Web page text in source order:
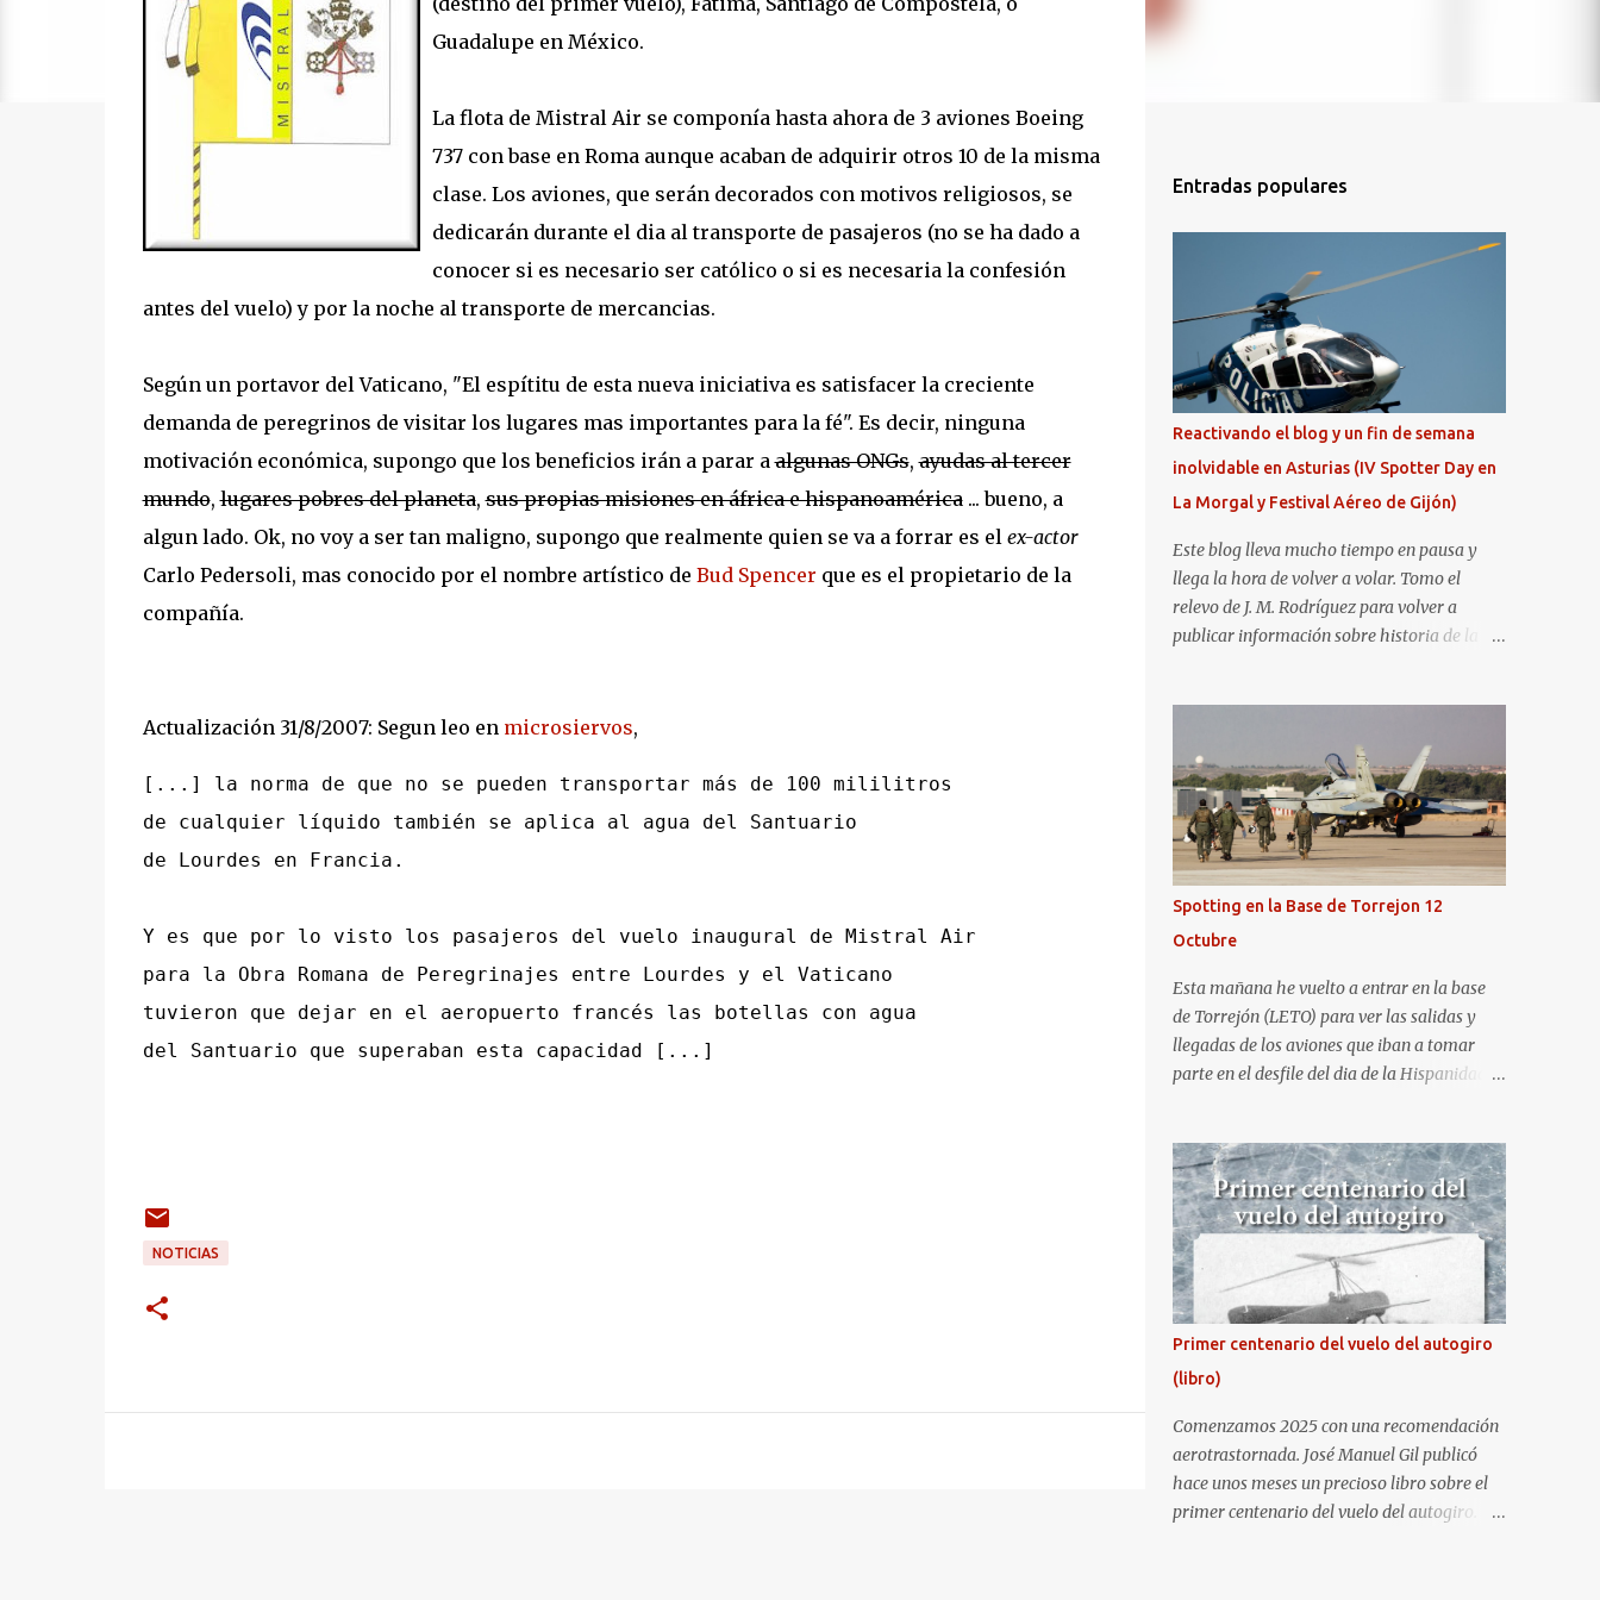
Guadalupe en México.
La flota de Mistral Air se componía hasta ahora de 3 aviones Boeing
737 con base en Roma aunque acaban de adquirir otros 10 de la misma
clase. Los aviones, que serán decorados con motivos religiosos, se
dedicarán durante el dia al transporte de pasajeros (no se ha dado a
conocer si es necesario ser católico o si es necesaria la confesión
antes del vuelo) y por la noche al transporte de mercancias.
Según un portavor del Vaticano, "El espítitu de esta nueva iniciativa es satisfacer la creciente
demanda de peregrinos de visitar los lugares mas importantes para la fé". Es decir, ninguna
motivación económica, supongo que los beneficios irán a parar aalgunas ONGs,ayudas al tercer
mundo,lugares pobres del planeta,sus propias misiones en áfrica e hispanoamérica... bueno, a
algun lado. Ok, no voy a ser tan maligno, supongo que realmente quien se va a forrar es el ex-actor
Carlo Pedersoli, mas conocido por el nombre artístico de Bud Spencer que es el propietario de la
compañía.
Actualización 31/8/2007: Segun leo en microsiervos,
[...] la norma de que no se pueden transportar más de 100 mililitros
de cualquier líquido también se aplica al agua del Santuario
de Lourdes en Francia.
Y es que por lo visto los pasajeros del vuelo inaugural de Mistral Air
para la Obra Romana de Peregrinajes entre Lourdes y el Vaticano
tuvieron que dejar en el aeropuerto francés las botellas con agua
del Santuario que superaban esta capacidad [...]
NOTICIAS
Entradas populares
Reactivando el blog y un fin de semana
inolvidable en Asturias (IV Spotter Day en
La Morgal y Festival Aéreo de Gijón)
Este blog lleva mucho tiempo en pausa y
llega la hora de volver a volar. Tomo el
relevo de J. M. Rodríguez para volver a
publicar información sobre historia de la
que pido un poco de paciencia hasta que
todo se ponga en marcha de nuevo. Mientras
tanto, os dejo con algunas de las imágenes
que tomé este pasado fin de semana. El
sábado 23 de julio de 2022 asistí, gracias a
Aerospotters Principado a una genial sesión
fotográfica en el aeródromo de La Morgal
(todavía no he tenido tiempo de procesar
esas imágenes). Al día siguiente, asistí al
Festival Aéreo de Gijón . He aquí algunas de
las tomas que realicé este pasado domingo.
Spotting en la Base de Torrejon 12
Octubre
Esta mañana he vuelto a entrar en la base
de Torrejón (LETO) para ver las salidas y
llegadas de los aviones que iban a tomar
parte en el desfile del dia de la Hispanidad,
oportunidad de ser socio de la Asociación
Aire para entrar a la base. Los últimos años
había hecho fotos desde fuera (hay un sitio
cercano en la senda de aterrizaje) pero... no
es lo mismo :-) La cita comenzaba a las 8:30
de la mañana en el control de seguridad de
la base militar con mas de 100 personas
haciendo cola para identificarnos antes de
acceder. Una vez dentro, como otras
ocasiones, hemos dejado los coches en una
zona común desde la que nos han
trasladado en autobuses por el interior de la
base. La primera parada ha sido en la
Primer centenario del vuelo del autogiro
(libro)
Comenzamos 2025 con una recomendación
aerotrastornada. José Manuel Gil publicó
hace unos meses un precioso libro sobre el
primer centenario del vuelo del autogiro.